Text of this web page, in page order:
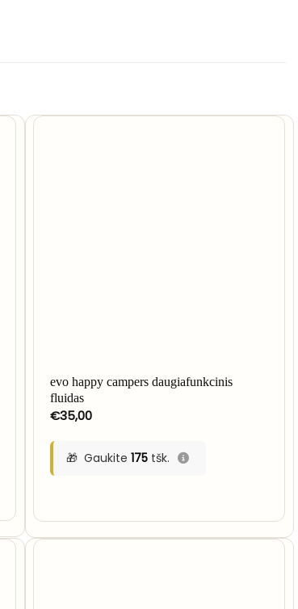
evo happy campers daugiafunkcinis
fluidas
€35,00
Gaukite175 tšk.